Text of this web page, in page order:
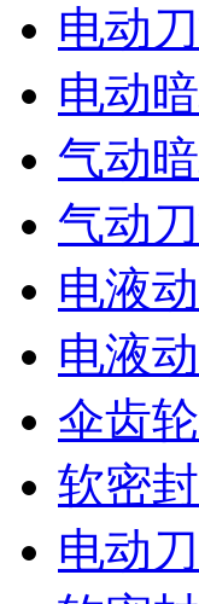
电动
电动
气动
气动
电液
电液
伞齿
软密
电动